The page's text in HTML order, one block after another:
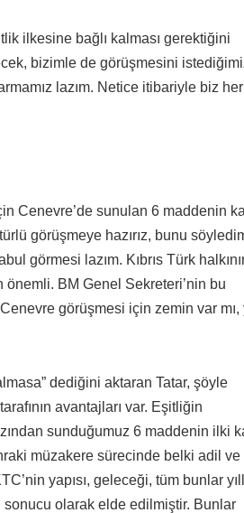
ilkesine bağlı kalması gerektiğini
bizimle de görüşmesini
lazım. Netice itibariyle biz her
Cenevre’de sunulan 6 maddenin
görüşmeye hazırız, bunu
görmesi lazım. Kıbrıs Türk
BM Genel Sekreteri’nin bu
görüşmesi için zemin var mı,
dediğini aktaran Tatar, şöyle
avantajları var. Eşitliğin
sunduğumuz 6 maddenin ilki
müzakere sürecinde belki adil ve
yapısı, geleceği, tüm bunlar
sonucu olarak elde edilmiştir. Bunlar